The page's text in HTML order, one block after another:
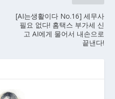
[AI는생활이다 No.16] 세무사
필요 없다! 홈택스 부가세 신
고 AI에게 물어서 내손으로
끝낸다!